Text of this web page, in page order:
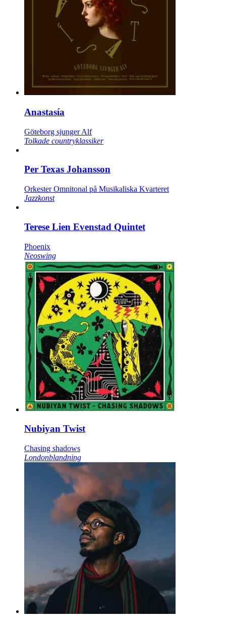
Anastasía
Göteborg sjunger Alf
Tolkade countryklassiker
Per Texas Johansson
Orkester Omnitonal på Musikaliska Kvarteret
Jazzkonst
Terese Lien Evenstad Quintet
Phoenix
Neoswing
Nubiyan Twist
Chasing shadows
Londonblandning